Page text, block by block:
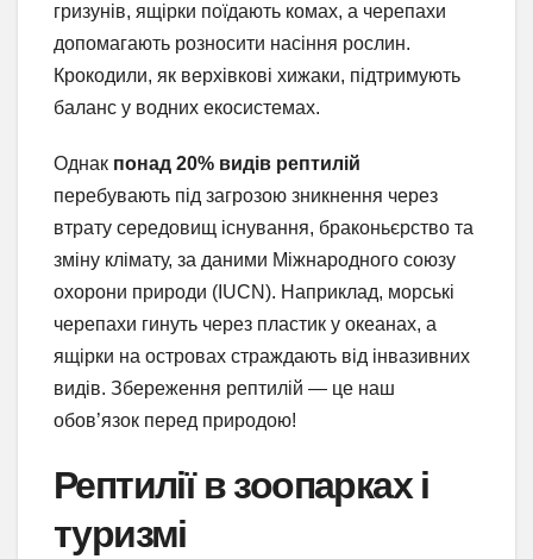
гризунів, ящірки поїдають комах, а черепахи
допомагають розносити насіння рослин.
Крокодили, як верхівкові хижаки, підтримують
баланс у водних екосистемах.
Однак понад 20% видів рептилій
перебувають під загрозою зникнення через
втрату середовищ існування, браконьєрство та
зміну клімату, за даними Міжнародного союзу
охорони природи (IUCN). Наприклад, морські
черепахи гинуть через пластик у океанах, а
ящірки на островах страждають від інвазивних
видів. Збереження рептилій — це наш
обов’язок перед природою!
Рептилії в зоопарках і
туризмі